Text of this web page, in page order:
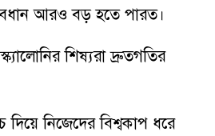
আরও বড় হতে পারত।
শিষ্যরা দ্রুতগতির
নিজেদের বিশ্বকাপ ধরে